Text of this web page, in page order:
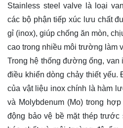
Stainless steel valve là loại
các bộ phận tiếp xúc lưu chất
gỉ (inox), giúp chống ăn mòn,
cao trong nhiều môi trường làm
Trong hệ thống đường ống, van
điều khiển dòng chảy thiết yếu.
của vật liệu inox chính là hàm
và Molybdenum (Mo) trong
động bảo vệ bề mặt thép trước